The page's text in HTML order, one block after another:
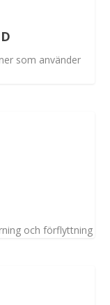
som använder
och förflyttning